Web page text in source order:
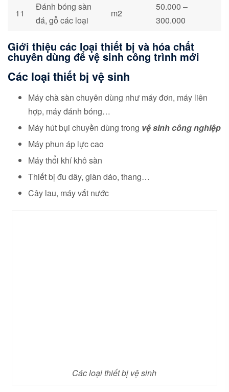
11
Đánh bóng sàn
đá, gỗ các loại
m2
50.000 –
300.000
Giới thiệu các loại thiết bị và hóa chất
chuyên dùng để vệ sinh công trình mới
Các loại thiết bị vệ sinh
Máy chà sàn chuyên dùng như máy đơn, máy liên
hợp, máy đánh bóng…
Máy hút bụi chuyền dùng trong vệ sinh công nghiệp
Máy phun áp lực cao
Máy thổi khí khô sàn
Thiết bị đu dây, giàn dáo, thang…
Cây lau, máy vắt nước
Các loại thiết bị vệ sinh